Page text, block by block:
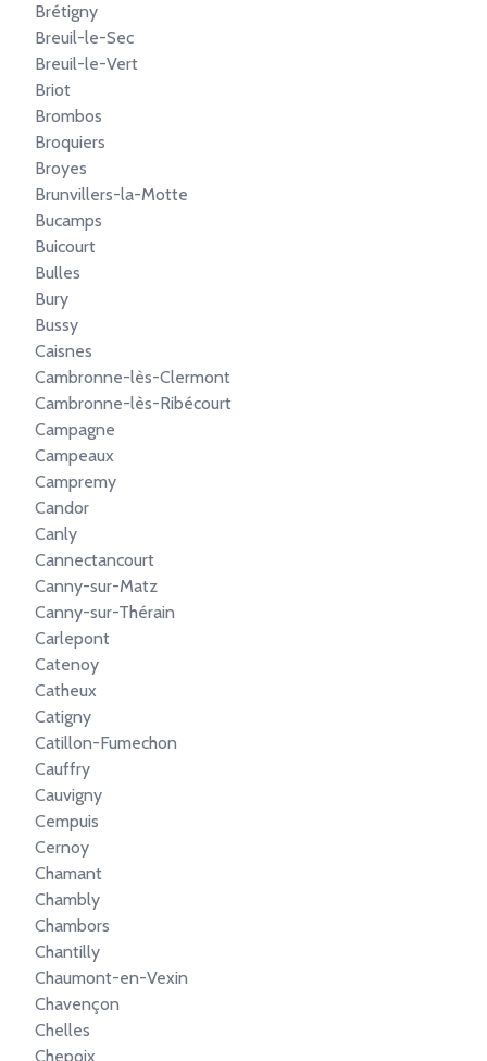
Brétigny
Breuil-le-Sec
Breuil-le-Vert
Briot
Brombos
Broquiers
Broyes
Brunvillers-la-Motte
Bucamps
Buicourt
Bulles
Bury
Bussy
Caisnes
Cambronne-lès-Clermont
Cambronne-lès-Ribécourt
Campagne
Campeaux
Campremy
Candor
Canly
Cannectancourt
Canny-sur-Matz
Canny-sur-Thérain
Carlepont
Catenoy
Catheux
Catigny
Catillon-Fumechon
Cauffry
Cauvigny
Cempuis
Cernoy
Chamant
Chambly
Chambors
Chantilly
Chaumont-en-Vexin
Chavençon
Chelles
Chepoix